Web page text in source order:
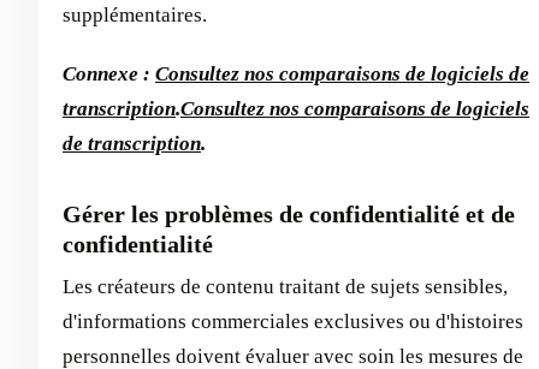
supplémentaires.
Connexe : Consultez nos comparaisons de logiciels de
transcription.Consultez nos comparaisons de logiciels
de transcription.
Gérer les problèmes de confidentialité et de
confidentialité
Les créateurs de contenu traitant de sujets sensibles,
d'informations commerciales exclusives ou d'histoires
personnelles doivent évaluer avec soin les mesures de